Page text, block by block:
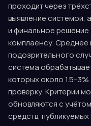
проходит через
выявление системой,
и финальное решение
комплаенсу. Среднее
подозрительного
система
которых около
проверку. Критерии
обновляются с
средств,